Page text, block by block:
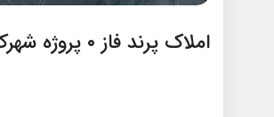
املاک پرند فاز ۰ پروژه شهرک هواپیمایی